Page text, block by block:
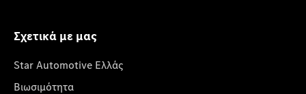
Σχετικά με μας
Star Automotive Ελλάς
Βιωσιμότητα